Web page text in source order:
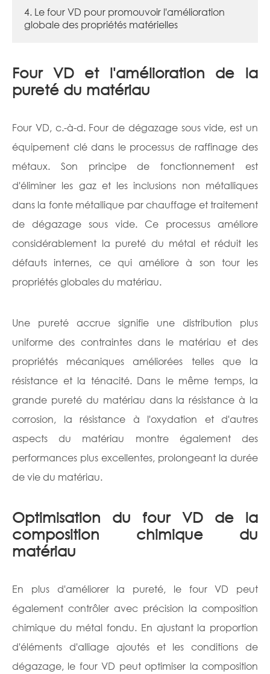
4. Le four VD pour promouvoir l'amélioration
globale des propriétés matérielles
Four VD et l'amélioration de la
pureté du matériau
Four VD, c.-à-d. Four de dégazage sous vide, est un
équipement clé dans le processus de raffinage des
métaux. Son principe de fonctionnement est
d'éliminer les gaz et les inclusions non métalliques
dans la fonte métallique par chauffage et traitement
de dégazage sous vide. Ce processus améliore
considérablement la pureté du métal et réduit les
défauts internes, ce qui améliore à son tour les
propriétés globales du matériau.
Une pureté accrue signifie une distribution plus
uniforme des contraintes dans le matériau et des
propriétés mécaniques améliorées telles que la
résistance et la ténacité. Dans le même temps, la
grande pureté du matériau dans la résistance à la
corrosion, la résistance à l'oxydation et d'autres
aspects du matériau montre également des
performances plus excellentes, prolongeant la durée
de vie du matériau.
Optimisation du four VD de la
composition chimique du
matériau
En plus d'améliorer la pureté, le four VD peut
également contrôler avec précision la composition
chimique du métal fondu. En ajustant la proportion
d'éléments d'alliage ajoutés et les conditions de
dégazage, le four VD peut optimiser la composition